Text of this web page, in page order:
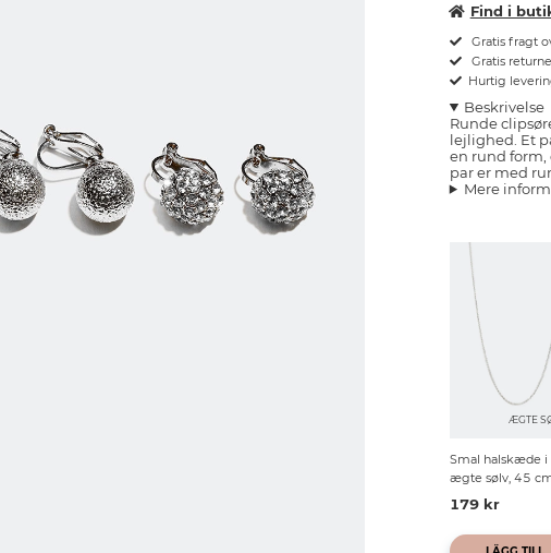
Find i
Gratis fragt
Gratis
Hurtig
Beskrivelse
Runde
lejlighed. Et
en rund form,
par er med
Mere
ÆGTE
Smal halskæde i
ægte sølv, 45
179 kr